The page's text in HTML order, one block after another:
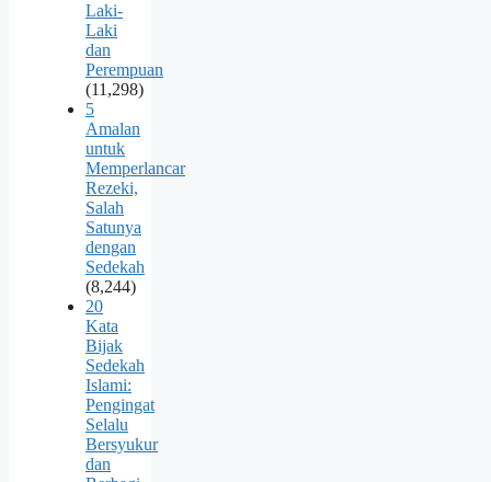
Laki-
Laki
dan
Perempuan
(11,298)
5
Amalan
untuk
Memperlancar
Rezeki,
Salah
Satunya
dengan
Sedekah
(8,244)
20
Kata
Bijak
Sedekah
Islami:
Pengingat
Selalu
Bersyukur
dan